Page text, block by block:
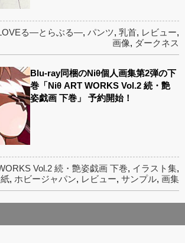
る―とらぶる―, パンツ, 乳首, レビュー,
画像, ダークネス
Blu-ray同梱のNiθ個人画集第2弾の下
巻「Niθ ART WORKS Vol.2 続・艶
姿戯画 下巻」 予約開始！
Vol.2 続・艶姿戯画 下巻, イラスト集,
, ホビージャパン, レビュー, サンプル, 画集